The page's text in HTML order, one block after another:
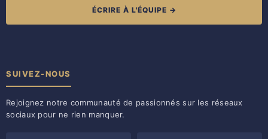
ÉCRIRE À L'ÉQUIPE →
SUIVEZ-NOUS
Rejoignez notre communauté de passionnés sur les réseaux
sociaux pour ne rien manquer.